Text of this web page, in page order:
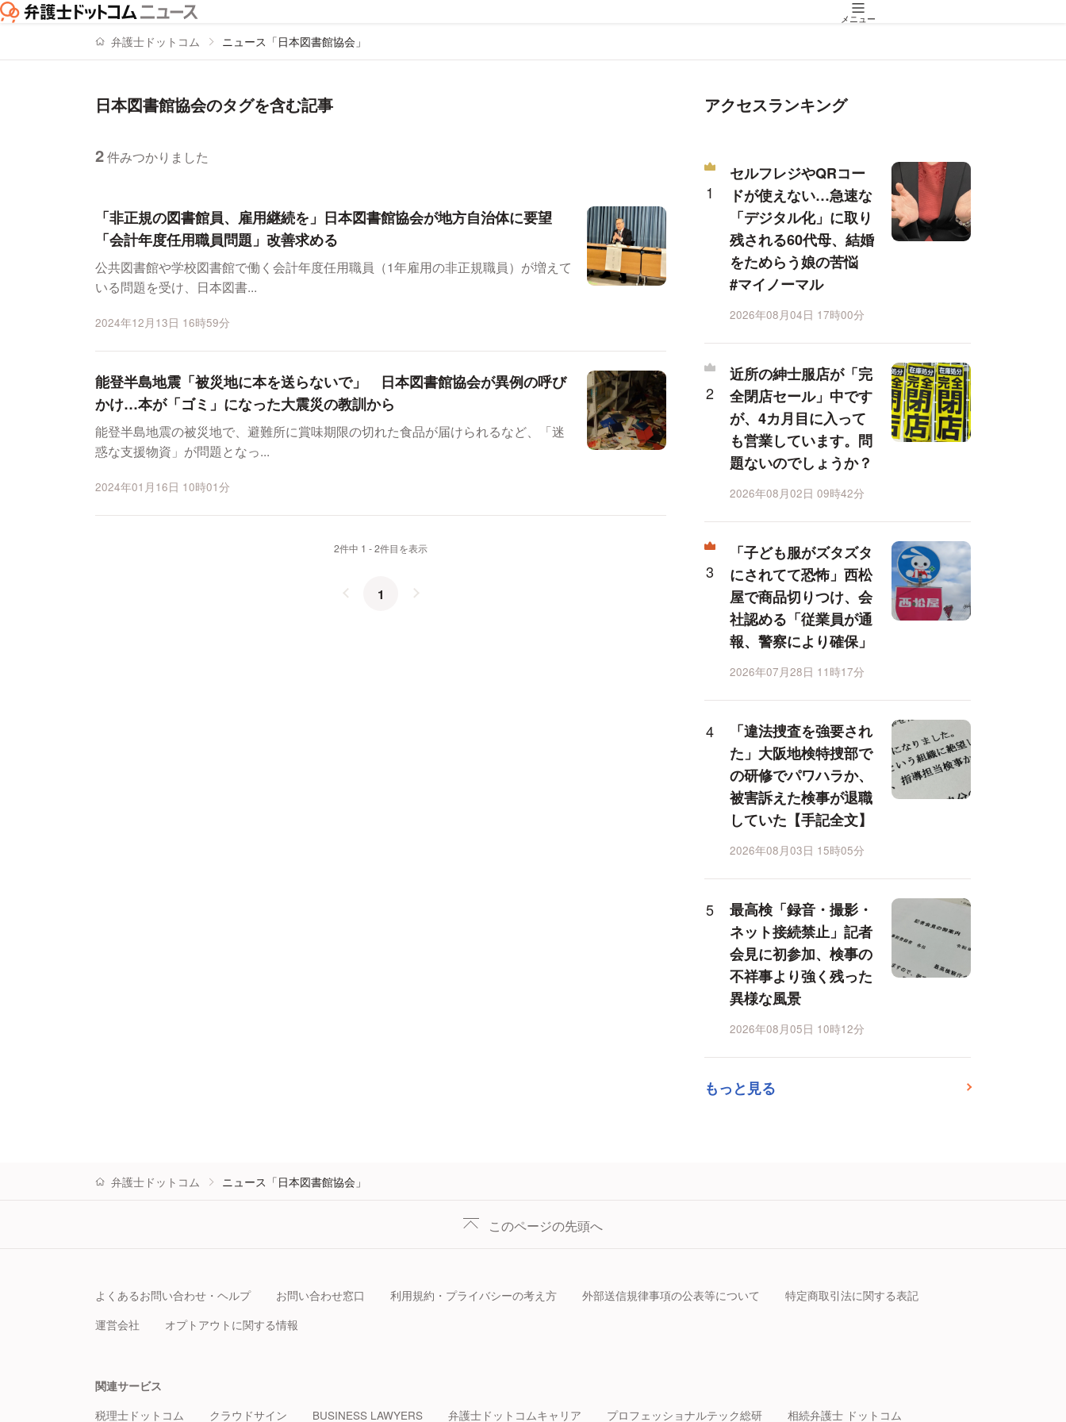
メニュー
弁護士ドットコム ニュース「日本図書館協会」
日本図書館協会のタグを含む記事
2件みつかりました
「非正規の図書館員、雇用継続を」日本図書館協会が地方自治体に要望
「会計年度任用職員問題」改善求める
公共図書館や学校図書館で働く会計年度任用職員（1年雇用の非正規職員）が増えて
いる問題を受け、日本図書...
2024年12月13日 16時59分
能登半島地震「被災地に本を送らないで」 日本図書館協会が異例の呼び
かけ…本が「ゴミ」になった大震災の教訓から
能登半島地震の被災地で、避難所に賞味期限の切れた食品が届けられるなど、「迷
惑な支援物資」が問題となっ...
2024年01月16日 10時01分
2件中 1 - 2件目を表示
1
アクセスランキング
セルフレジやQRコー
ドが使えない…急速な
「デジタル化」に取り
残される60代母、結婚
をためらう娘の苦悩
#マイノーマル
2026年08月04日 17時00分
近所の紳士服店が「完
全閉店セール」中です
が、4カ月目に入って
も営業しています。問
題ないのでしょうか？
2026年08月02日 09時42分
「子ども服がズタズタ
にされてて恐怖」西松
屋で商品切りつけ、会
社認める「従業員が通
報、警察により確保」
2026年07月28日 11時17分
「違法捜査を強要され
た」大阪地検特捜部で
の研修でパワハラか、
被害訴えた検事が退職
していた【手記全文】
2026年08月03日 15時05分
最高検「録音・撮影・
ネット接続禁止」記者
会見に初参加、検事の
不祥事より強く残った
異様な風景
2026年08月05日 10時12分
もっと見る
弁護士ドットコム ニュース「日本図書館協会」
このページの先頭へ
よくあるお問い合わせ・ヘルプ お問い合わせ窓口 利用規約・プライバシーの考え方 外部送信規律事項の公表等について
特定商取引法に関する表記
運営会社
オプトアウトに関する情報
関連サービス
税理士ドットコム
クラウドサイン BUSINESS LAWYERS 弁護士ドットコムキャリア プロフェッショナルテック総研 相続弁護士 ドットコム